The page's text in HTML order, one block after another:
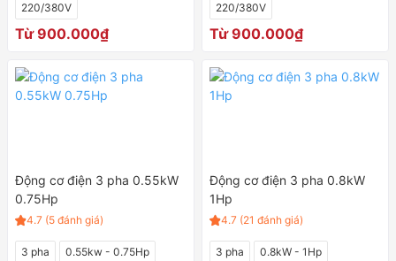
220/380V
Từ 900.000₫
220/380V
Từ 900.000₫
Động cơ điện 3 pha 0.55kW
0.75Hp
4.7 (5 đánh giá)
3 pha
0.55kw - 0.75Hp
Động cơ điện 3 pha 0.8kW
1Hp
4.7 (21 đánh giá)
3 pha
0.8kW - 1Hp